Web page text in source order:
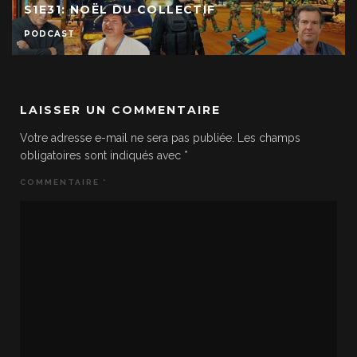
S1E31: NOËL DU COLLECTIF
PODCAST
LAISSER UN COMMENTAIRE
Votre adresse e-mail ne sera pas publiée. Les champs
obligatoires sont indiqués avec *
COMMENTAIRE *